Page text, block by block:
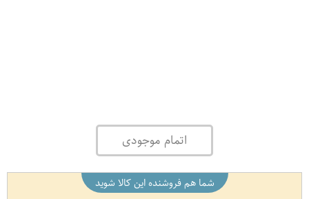
اتمام موجودی
شما هم فروشنده این کالا شوید